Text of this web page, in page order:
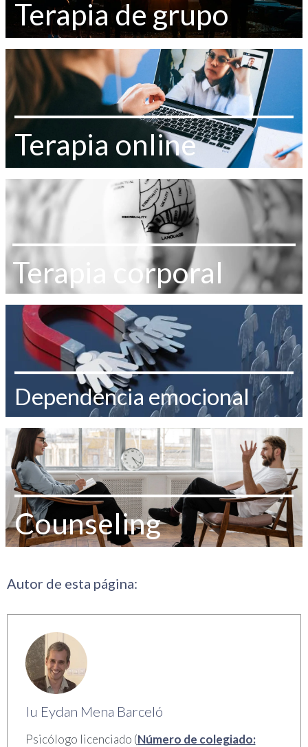
Terapia de grupo
Terapia online
Terapia corporal
Dependencia emocional
Counseling
Autor de esta página:
Iu Eydan Mena Barceló
Psicólogo licenciado (Número de colegiado: